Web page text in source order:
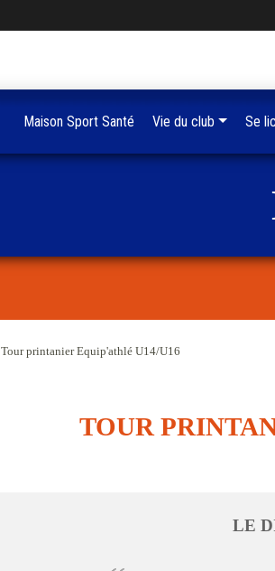
Tour printanier Equip'athlé U14/U16
TOUR
LE
Maison Sport Santé Vie du club Se